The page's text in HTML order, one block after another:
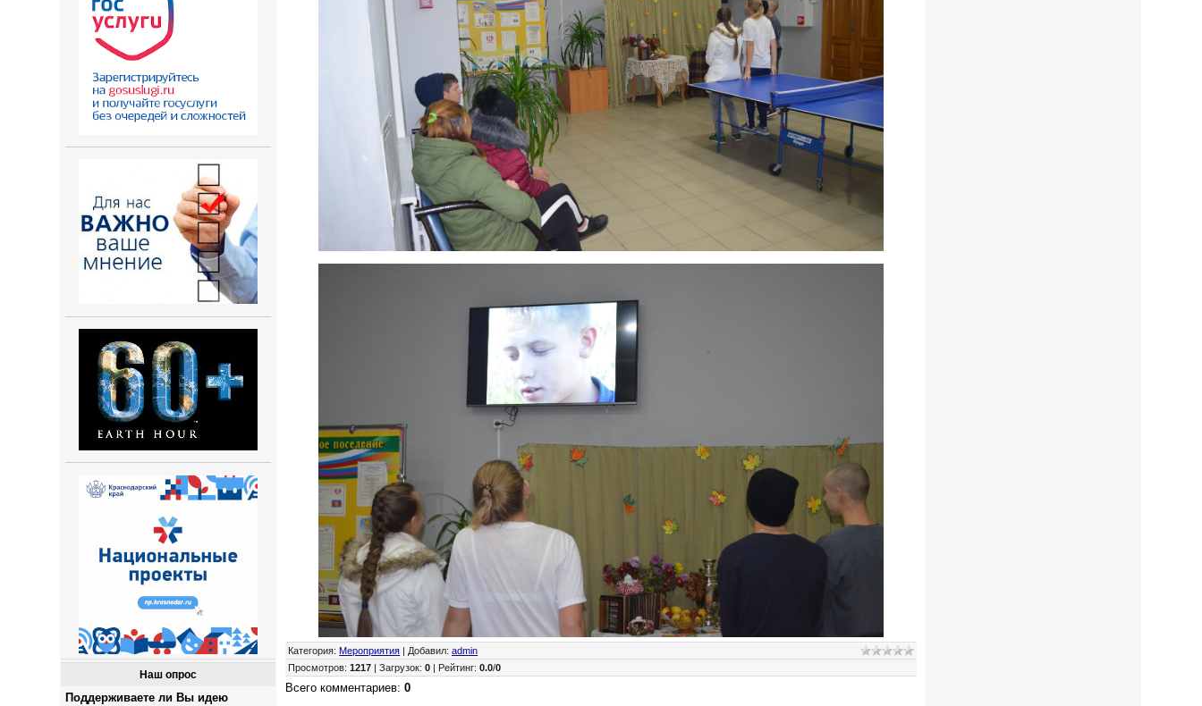
Наш опрос
Поддерживаете ли Вы идею
Категория: Мероприятия Добавил:admin
Просмотров:1217 |Загрузок:0 Рейтинг:0.0/0
Всего комментариев:0